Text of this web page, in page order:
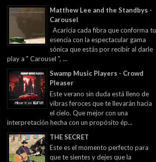
Matthew Lee and the Standbys -
Carousel
Acaricia cada fibra que conforma tu
esencia con la espectacular gama
sónica que estás por recibir al darle
play a " Carousel ", ...
Swamp Music Players - Crowd
Pleaser
Este verano sin duda está lleno de
vibras feroces que te llevarán hacia
el cielo. Que mejor con una
interpretación hecha con un propósito ép...
THE SECRET
Este es el momento perfecto para
que te sientes y dejes que la